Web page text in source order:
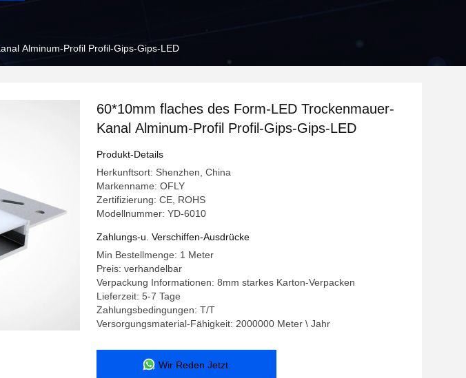
Alminum-Profil Profil-Gips-Gips-LED
60*10mm flaches des Form-LED Trockenmauer-
Kanal Alminum-Profil Profil-Gips-Gips-LED
Produkt-Details
Herkunftsort: Shenzhen, China
Markenname: OFLY
Zertifizierung: CE, ROHS
Modellnummer: YD-6010
Zahlungs-u. Verschiffen-Ausdrücke
Min Bestellmenge: 1 Meter
Preis: verhandelbar
Verpackung Informationen: 8mm starkes Karton-Verpacken
Lieferzeit: 5-7 Tage
Zahlungsbedingungen: T/T
Versorgungsmaterial-Fähigkeit: 2000000 Meter \ Jahr
Wir Reden Jetzt.